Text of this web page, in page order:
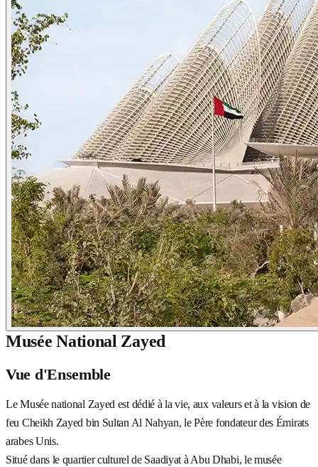
Musée National Zayed
Vue d'Ensemble
Le Musée national Zayed est dédié à la vie, aux valeurs et à la vision de
feu Cheikh Zayed bin Sultan Al Nahyan, le Père fondateur des Émirats
arabes Unis.
Situé dans le quartier culturel de Saadiyat à Abu Dhabi, le musée